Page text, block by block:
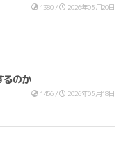
1380 / 2026年05月20日
るのか
1456 / 2026年05月18日